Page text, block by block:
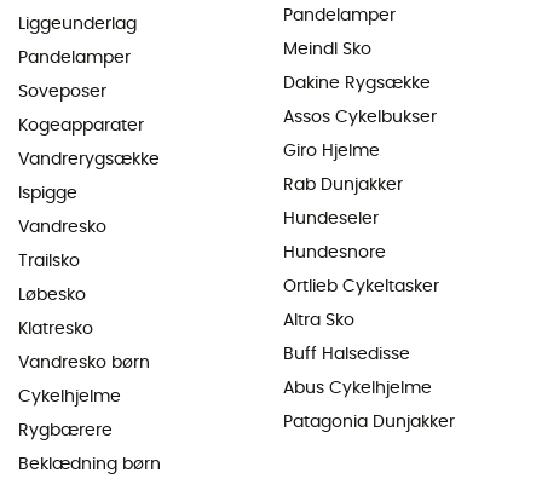
Liggeunderlag
Pandelamper
Soveposer
Kogeapparater
Vandrerygsække
Ispigge
Vandresko
Trailsko
Løbesko
Klatresko
Vandresko børn
Cykelhjelme
Rygbærere
Beklædning børn
Pandelamper
Meindl Sko
Dakine Rygsække
Assos Cykelbukser
Giro Hjelme
Rab Dunjakker
Hundeseler
Hundesnore
Ortlieb Cykeltasker
Altra Sko
Buff Halsedisse
Abus Cykelhjelme
Patagonia Dunjakker